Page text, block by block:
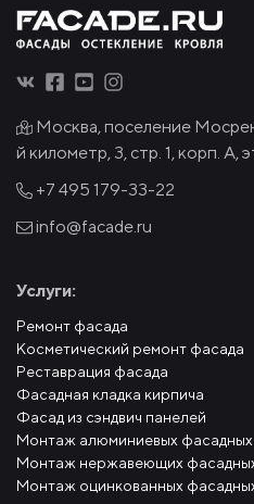
Москва, поселение
й километр, 3, стр. 1, корп. А,
+7 495 179-33-22
info@facade.ru
Услуги:
Ремонт фасада
Косметический ремонт фасада
Реставрация фасада
Фасадная кладка кирпича
Фасад из сэндвич панелей
Монтаж алюминиевых фасадных
Монтаж нержавеющих
Монтаж оцинкованных